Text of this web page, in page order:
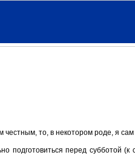
честным, то, в некотором роде, я
перед субботой (к